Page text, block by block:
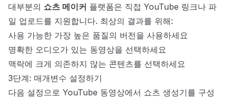
대부분의 쇼츠 메이커 플랫폼은 직접 YouTube 링크나 파
일 업로드를 지원합니다. 최상의 결과를 위해:
사용 가능한 가장 높은 품질의 버전을 사용하세요
명확한 오디오가 있는 동영상을 선택하세요
맥락에 크게 의존하지 않는 콘텐츠를 선택하세요
3단계: 매개변수 설정하기
다음 설정으로 YouTube 동영상에서 쇼츠 생성기를 구성